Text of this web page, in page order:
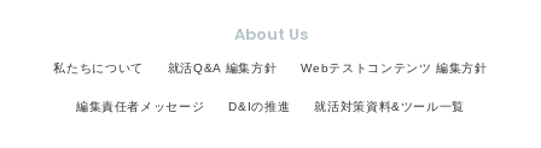
About Us
私たちについて 就活Q&A 編集方針 Webテストコンテンツ 編集方針
編集責任者メッセージ D&Iの推進 就活対策資料&ツール一覧